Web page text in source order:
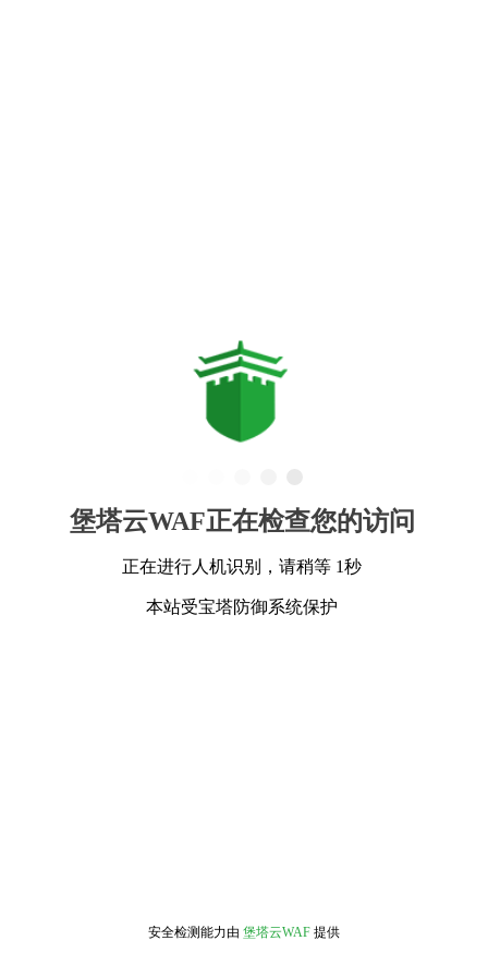
堡塔云WAF正在检查您的访问
正在进行人机识别，请稍等 1秒
本站受宝塔防御系统保护
安全检测能力由 堡塔云WAF 提供